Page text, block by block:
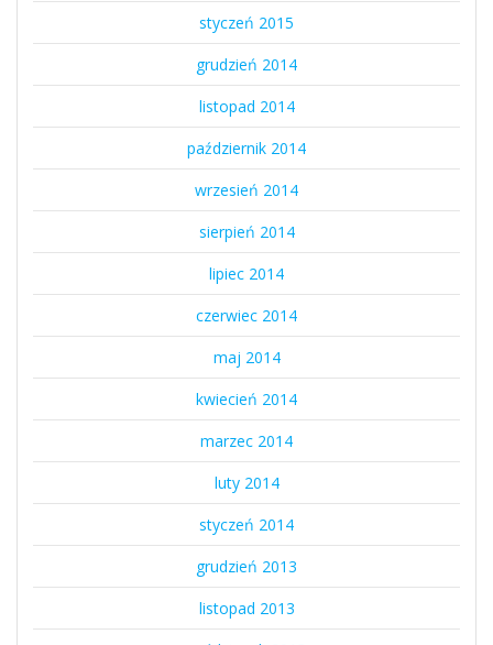
styczeń 2015
grudzień 2014
listopad 2014
październik 2014
wrzesień 2014
sierpień 2014
lipiec 2014
czerwiec 2014
maj 2014
kwiecień 2014
marzec 2014
luty 2014
styczeń 2014
grudzień 2013
listopad 2013